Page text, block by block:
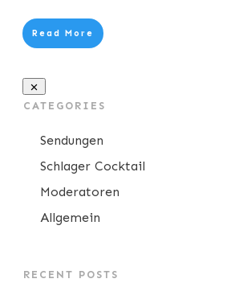
Read More
CATEGORIES
Sendungen
Schlager Cocktail
Moderatoren
Allgemein
RECENT POSTS